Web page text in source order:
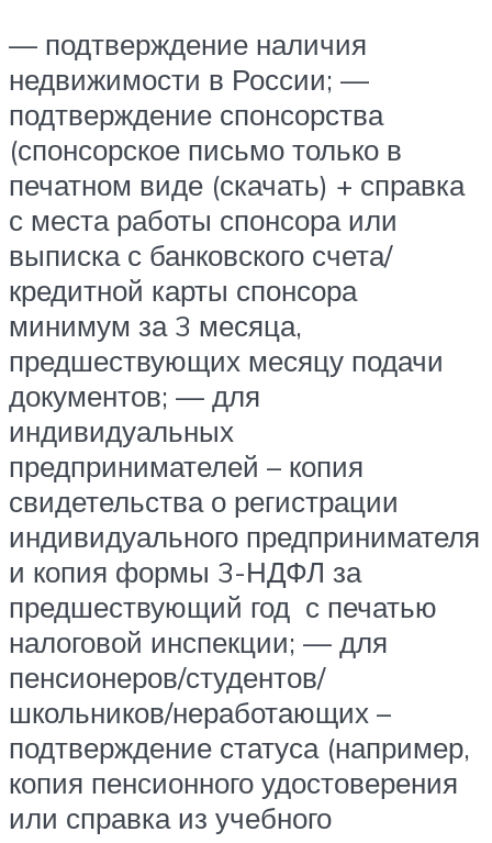
— подтверждение наличия
недвижимости в России; —
подтверждение спонсорства
(спонсорское письмо только в
печатном виде (скачать) + справка
с места работы спонсора или
выписка с банковского счета/
кредитной карты спонсора
минимум за 3 месяца,
предшествующих месяцу подачи
документов; — для
индивидуальных
предпринимателей – копия
свидетельства о регистрации
индивидуального предпринимателя
и копия формы 3-НДФЛ за
предшествующий год с печатью
налоговой инспекции; — для
пенсионеров/студентов/
школьников/неработающих –
подтверждение статуса (например,
копия пенсионного удостоверения
или справка из учебного